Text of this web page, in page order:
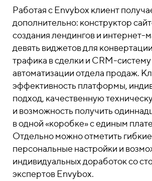
Работая с Envybox клиент
дополнительно: конструктор
создания лендингов и интернет-
девять виджетов для
трафика в сделки и CRM-
автоматизации отдела продаж.
эффективность платформы,
подход, качественную
и возможность получить
в одной «коробке» с единым
Отдельно можно отметить гибкие
персональные настройки и
индивидуальных доработок со
экспертов Envybox.